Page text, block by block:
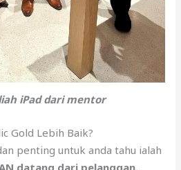
iPad dari mentor
Gold Lebih Baik?
penting untuk anda tahu ialah
datang dari pelanggan,